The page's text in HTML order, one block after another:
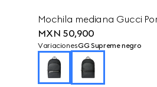
Mochila mediana Gucci
MXN 50,900
VariacionesGG Supreme negro